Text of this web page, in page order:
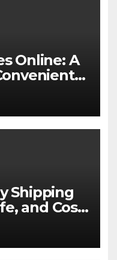
Online: A
Shipping
and Cost-